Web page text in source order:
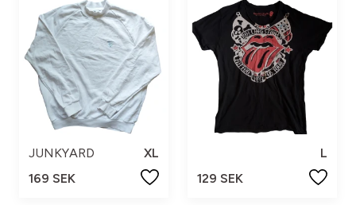
JUNKYARD
XL
169 SEK
L
129 SEK